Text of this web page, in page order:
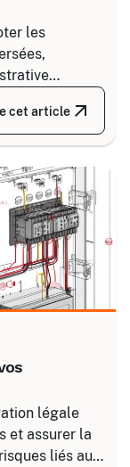
les
un suivi
comme
(TMS).
cet article
légale
et assurer la
liés au